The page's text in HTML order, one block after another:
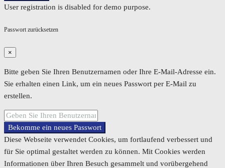
User registration is disabled for demo purpose.
Passwort zurücksetzen
×
Bitte geben Sie Ihren Benutzernamen oder Ihre E-Mail-Adresse ein.
Sie erhalten einen Link, um ein neues Passwort per E-Mail zu
erstellen.
Bekomme ein neues Passwort
Diese Webseite verwendet Cookies, um fortlaufend verbessert und
für Sie optimal gestaltet werden zu können. Mit Cookies werden
Informationen über Ihren Besuch gesammelt und vorübergehend